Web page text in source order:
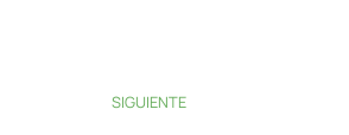
SIGUIENTE